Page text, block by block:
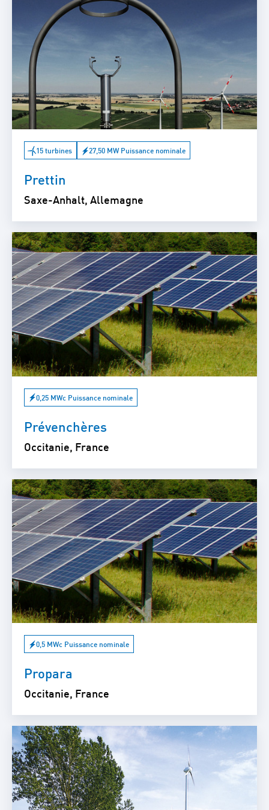
15 turbines 27,50 MW Puissance nominale
Prettin
Saxe-Anhalt, Allemagne
0,25 MWc Puissance nominale
Prévenchères
Occitanie, France
0,5 MWc Puissance nominale
Propara
Occitanie, France